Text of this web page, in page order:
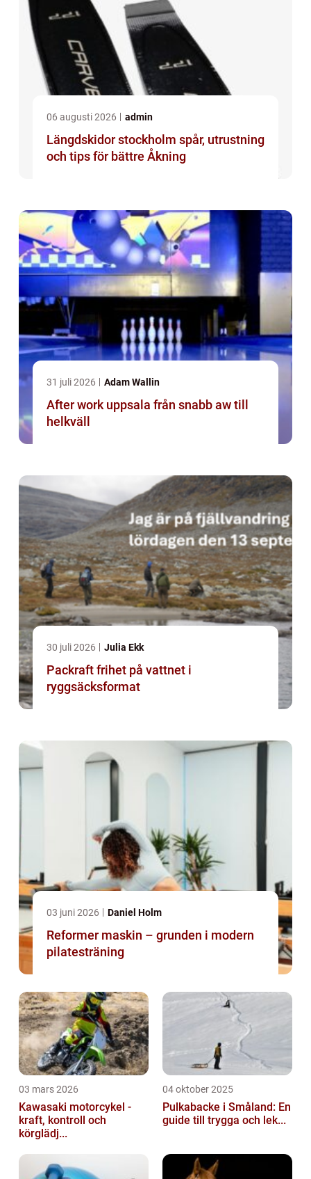
06 augusti 2026 admin
Längdskidor stockholm spår, utrustning
och tips för bättre Åkning
31 juli 2026 Adam Wallin
After work uppsala från snabb aw till
helkväll
30 juli 2026 Julia Ekk
Packraft frihet på vattnet i
ryggsäcksformat
03 juni 2026 Daniel Holm
Reformer maskin – grunden i modern
pilatesträning
03 mars 2026
Kawasaki motorcykel -
kraft, kontroll och
körglädj...
04 oktober 2025
Pulkabacke i Småland: En
guide till trygga och lek...